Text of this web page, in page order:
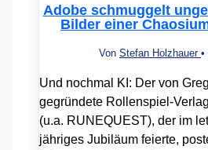
Adobe schmuggelt
Bilder einer
Von Stefan Holzhauer •
Und nochmal KI: Der von
gegründete Rollenspiel-
(u.a. RUNEQUEST), der im
jähriges Jubiläum feierte,